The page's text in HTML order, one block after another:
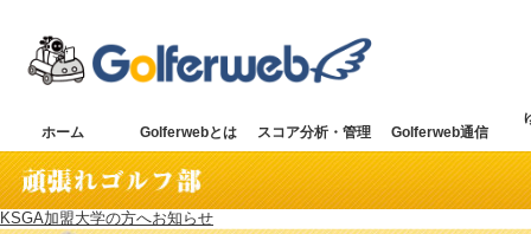
ホーム Golferwebとは スコア分析・管理 Golferweb通信
KSGA加盟大学の方へお知らせ